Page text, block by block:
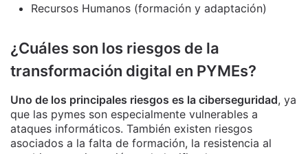
Recursos Humanos (formación y adaptación)
¿Cuáles son los riesgos de la
transformación digital en PYMEs?
Uno de los principales riesgos es la ciberseguridad, ya
que las pymes son especialmente vulnerables a
ataques informáticos. También existen riesgos
asociados a la falta de formación, la resistencia al